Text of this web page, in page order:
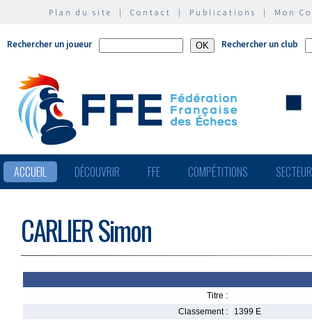
Plan du site | Contact | Publications | Mon
Rechercher un joueur Rechercher un club
ACCUEIL DÉCOUVRIR FFE COMPÉTITIONS
CARLIER Simon
Titre :
Classement :
1399 E